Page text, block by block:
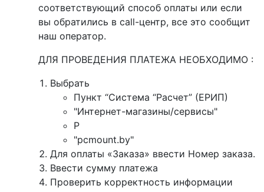
соответствующий способ оплаты или если
вы обратились в call-центр, все это сообщит
наш оператор.
ДЛЯ ПРОВЕДЕНИЯ ПЛАТЕЖА НЕОБХОДИМО :
Выбрать
Пункт “Система “Расчет” (ЕРИП)
"Интернет-магазины/сервисы"
P
"pcmount.by"
Для оплаты «Заказа» ввести Номер заказа.
Ввести сумму платежа
Проверить корректность информации